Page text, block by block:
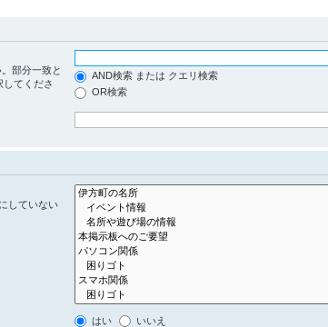
部分一致と
てくださ
AND検索 または クエリ検索
OR検索
していない
はい いいえ